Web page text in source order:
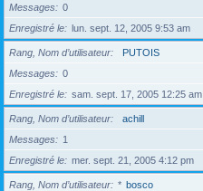
Messages
0
Enregistré le
lun. sept. 12, 2005 9:53 am
Rang, Nom d’utilisateur
PUTOIS
Messages
0
Enregistré le
sam. sept. 17, 2005 12:25 am
Rang, Nom d’utilisateur
achill
Messages
1
Enregistré le
mer. sept. 21, 2005 4:12 pm
Rang, Nom d’utilisateur * bosco